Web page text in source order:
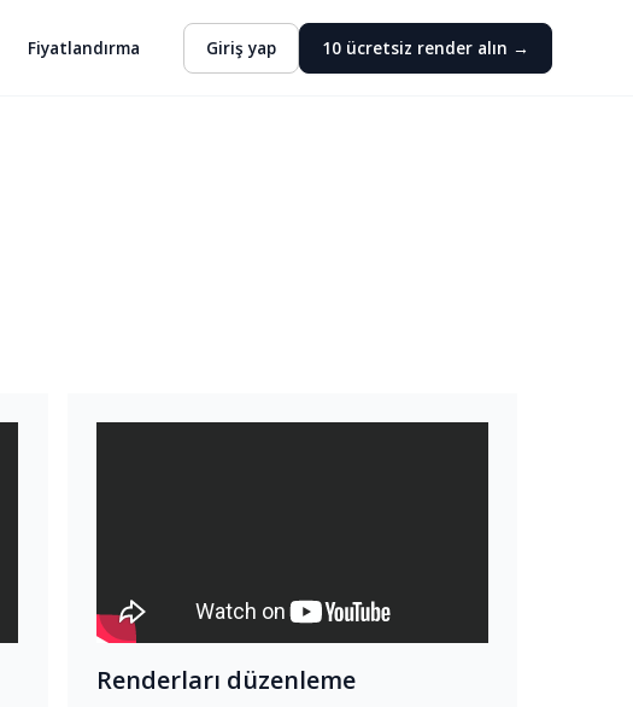
Fiyatlandırma Giriş yap 10 ücretsiz render alın →
Renderları düzenleme